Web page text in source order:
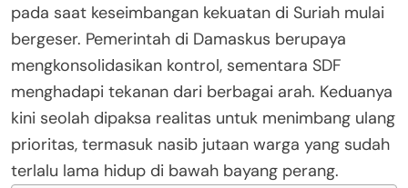
pada saat keseimbangan kekuatan di Suriah mulai
bergeser. Pemerintah di Damaskus berupaya
mengkonsolidasikan kontrol, sementara SDF
menghadapi tekanan dari berbagai arah. Keduanya
kini seolah dipaksa realitas untuk menimbang ulang
prioritas, termasuk nasib jutaan warga yang sudah
terlalu lama hidup di bawah bayang perang.